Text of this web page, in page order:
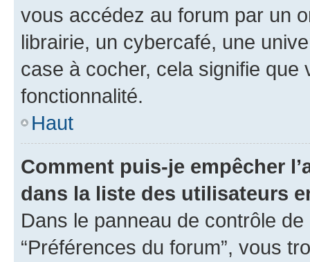
vous accédez au forum par un
librairie, un cybercafé, une
case à cocher, cela signifie
fonctionnalité.
Haut
Comment puis-je empêcher
dans la liste des utilisateurs
Dans le panneau de contrôle
“Préférences du forum”, vous